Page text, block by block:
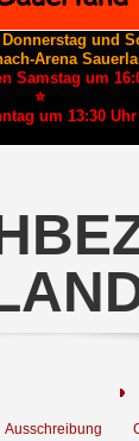
und
Arena
Samstag um
⭐
um 13:30
Ausschreibung